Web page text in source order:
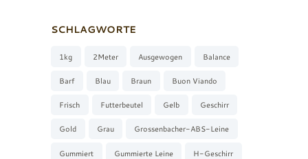
SCHLAGWORTE
1kg 2Meter Ausgewogen Balance
Barf Blau Braun Buon Viando
Frisch Futterbeutel Gelb Geschirr
Gold Grau Grossenbacher-ABS-Leine
Gummiert Gummierte Leine H-Geschirr